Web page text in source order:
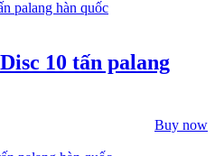
10 tấn palang
Buy now